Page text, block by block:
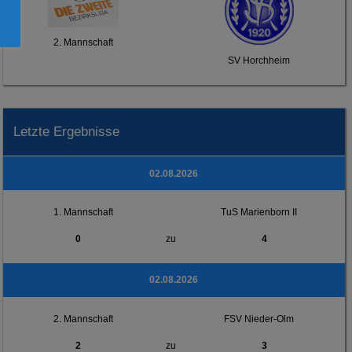
2. Mannschaft
SV Horchheim
Letzte Ergebnisse
02.08.2026
1. Mannschaft TuS Marienborn II
0 zu 4
02.08.2026
2. Mannschaft FSV Nieder-Olm
2 zu 3